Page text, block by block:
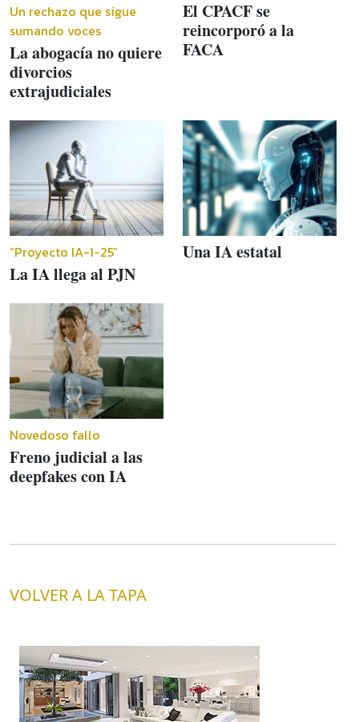
Un rechazo que sigue
sumando voces
La abogacía no quiere
divorcios
extrajudiciales
El CPACF se
reincorporó a la
FACA
“Proyecto IA-1-25”
La IA llega al PJN
Una IA estatal
Novedoso fallo
Freno judicial a las
deepfakes con IA
VOLVER A LA TAPA